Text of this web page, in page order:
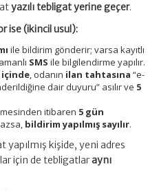
yazılı tebligat yerine geçer.
ise (ikincil usul):
ile bildirim gönderir; varsa kayıtlı
SMS ile bilgilendirme yapılır.
içinde, odanın ilan tahtasına “e-
dair duyuru” asılır ve 5
itibaren 5 gün
bildirim yapılmış sayılır.
yapılmış kişide, yeni adres
için de tebligatlaraynı